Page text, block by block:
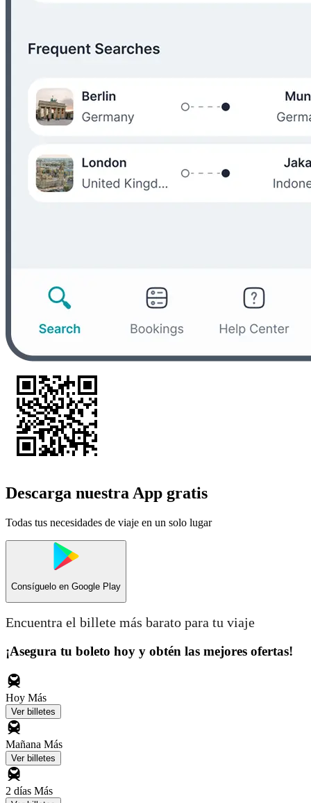
Descarga nuestra App gratis
Todas tus necesidades de viaje en un solo lugar
Consíguelo en Google Play
Encuentra el billete más barato para tu viaje
¡Asegura tu boleto hoy y obtén las mejores ofertas!
Hoy Más
Ver billetes
Mañana Más
Ver billetes
2 días Más